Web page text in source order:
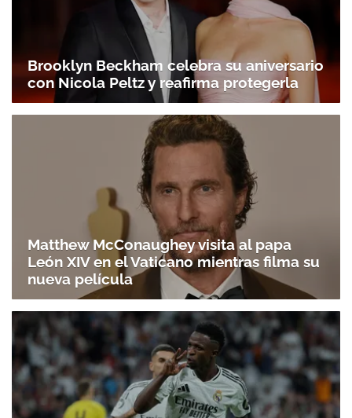
Brooklyn Beckham celebra su aniversario
con Nicola Peltz y reafirma protegerla
Matthew McConaughey visita al papa
León XIV en el Vaticano mientras filma su
nueva película